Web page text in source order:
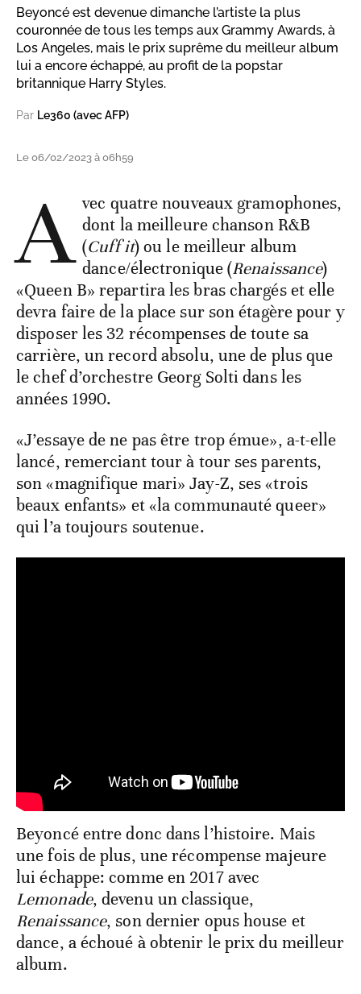
Beyoncé est devenue dimanche l’artiste la plus
couronnée de tous les temps aux Grammy Awards, à
Los Angeles, mais le prix suprême du meilleur album
lui a encore échappé, au profit de la popstar
britannique Harry Styles.
Par Le360 (avec AFP)
Le 06/02/2023 à 06h59
A vec quatre nouveaux gramophones,
dont la meilleure chanson R&B
(Cuff it) ou le meilleur album
dance/électronique (Renaissance)
«Queen B» repartira les bras chargés et elle
devra faire de la place sur son étagère pour y
disposer les 32 récompenses de toute sa
carrière, un record absolu, une de plus que
le chef d’orchestre Georg Solti dans les
années 1990.
«J’essaye de ne pas être trop émue», a-t-elle
lancé, remerciant tour à tour ses parents,
son «magnifique mari» Jay-Z, ses «trois
beaux enfants» et «la communauté queer»
qui l’a toujours soutenue.
Beyoncé entre donc dans l’histoire. Mais
une fois de plus, une récompense majeure
lui échappe: comme en 2017 avec
Lemonade, devenu un classique,
Renaissance, son dernier opus house et
dance, a échoué à obtenir le prix du meilleur
album.